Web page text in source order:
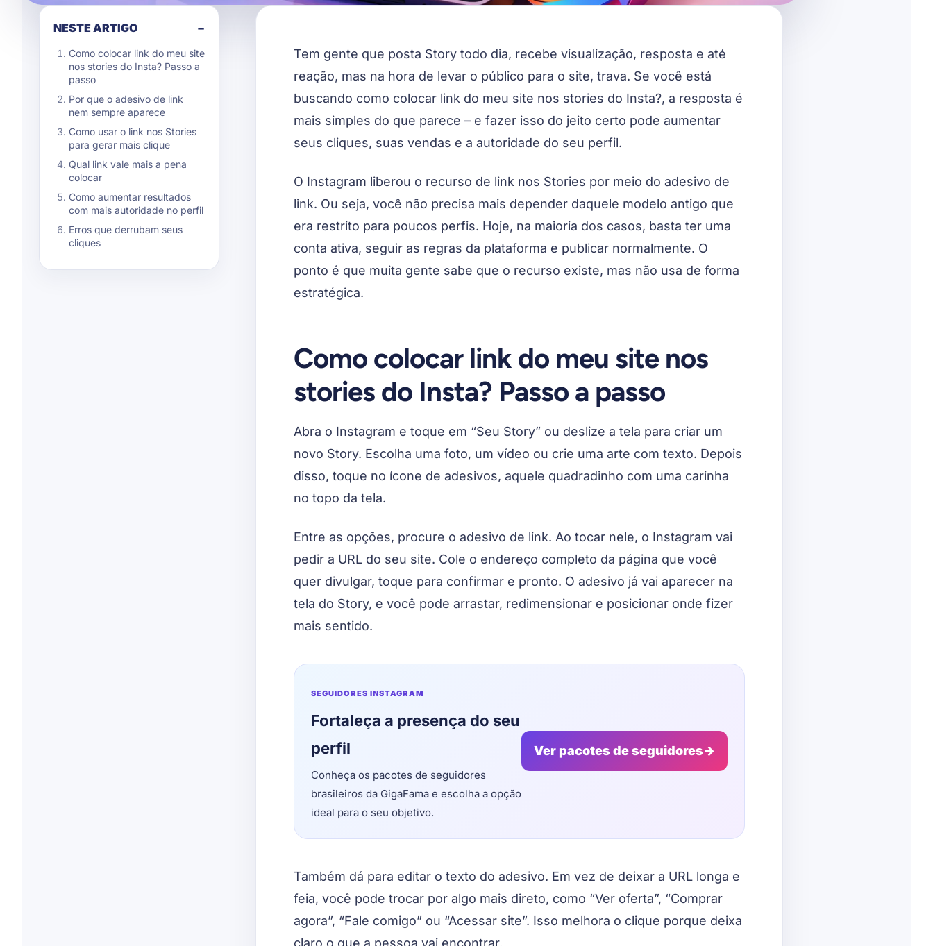
NESTE ARTIGO −
Como colocar link do meu site
nos stories do Insta? Passo a
passo
Por que o adesivo de link
nem sempre aparece
Como usar o link nos Stories
para gerar mais clique
Qual link vale mais a pena
colocar
Como aumentar resultados
com mais autoridade no perfil
Erros que derrubam seus
cliques
Tem gente que posta Story todo dia, recebe visualização, resposta e até
reação, mas na hora de levar o público para o site, trava. Se você está
buscando como colocar link do meu site nos stories do Insta?, a resposta é
mais simples do que parece – e fazer isso do jeito certo pode aumentar
seus cliques, suas vendas e a autoridade do seu perfil.
O Instagram liberou o recurso de link nos Stories por meio do adesivo de
link. Ou seja, você não precisa mais depender daquele modelo antigo que
era restrito para poucos perfis. Hoje, na maioria dos casos, basta ter uma
conta ativa, seguir as regras da plataforma e publicar normalmente. O
ponto é que muita gente sabe que o recurso existe, mas não usa de forma
estratégica.
Como colocar link do meu site nos
stories do Insta? Passo a passo
Abra o Instagram e toque em “Seu Story” ou deslize a tela para criar um
novo Story. Escolha uma foto, um vídeo ou crie uma arte com texto. Depois
disso, toque no ícone de adesivos, aquele quadradinho com uma carinha
no topo da tela.
Entre as opções, procure o adesivo de link. Ao tocar nele, o Instagram vai
pedir a URL do seu site. Cole o endereço completo da página que você
quer divulgar, toque para confirmar e pronto. O adesivo já vai aparecer na
tela do Story, e você pode arrastar, redimensionar e posicionar onde fizer
mais sentido.
SEGUIDORES INSTAGRAM
Fortaleça a presença do seu
perfil
Conheça os pacotes de seguidores
brasileiros da GigaFama e escolha a opção
ideal para o seu objetivo.
Ver pacotes de seguidores→
Também dá para editar o texto do adesivo. Em vez de deixar a URL longa e
feia, você pode trocar por algo mais direto, como “Ver oferta”, “Comprar
agora”, “Fale comigo” ou “Acessar site”. Isso melhora o clique porque deixa
claro o que a pessoa vai encontrar.